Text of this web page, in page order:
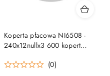
Koperta płacowa NI6508 -
240x12nullx3 600 kopert
(0)